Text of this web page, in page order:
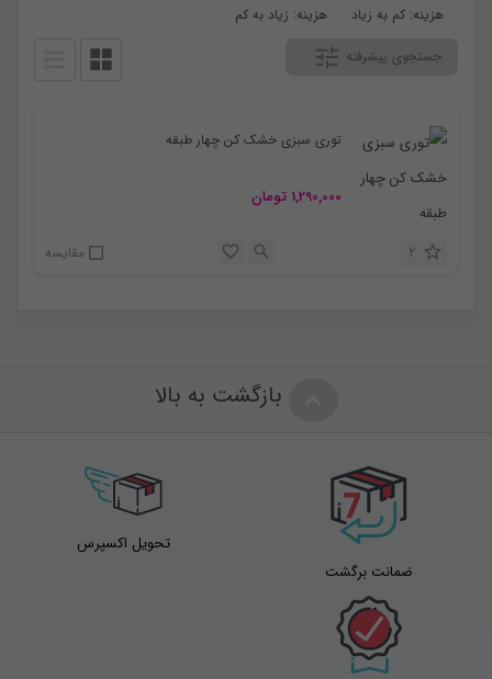
هزینه: کم به زیاد
هزینه: زیاد به کم
جستجوی پیشرفته
توری سبزی خشک کن چهار طبقه
1,290,000 تومان
2 مقایسه
بازگشت به بالا
ضمانت برگشت
تحویل اکسپرس